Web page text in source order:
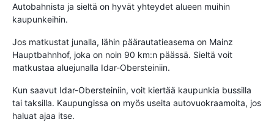
Autobahnista ja sieltä on hyvät yhteydet alueen muihin
kaupunkeihin.
Jos matkustat junalla, lähin päärautatieasema on Mainz
Hauptbahnhof, joka on noin 90 km:n päässä. Sieltä voit
matkustaa aluejunalla Idar-Obersteiniin.
Kun saavut Idar-Obersteiniin, voit kiertää kaupunkia bussilla
tai taksilla. Kaupungissa on myös useita autovuokraamoita, jos
haluat ajaa itse.